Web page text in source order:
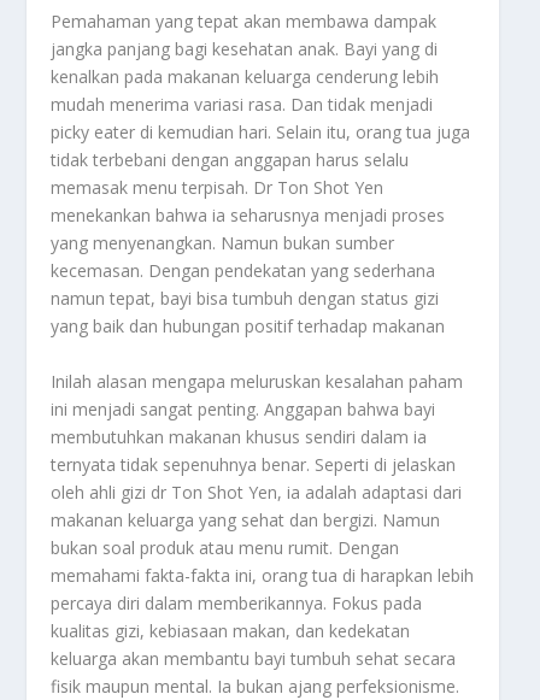
Pemahaman yang tepat akan membawa dampak
jangka panjang bagi kesehatan anak. Bayi yang di
kenalkan pada makanan keluarga cenderung lebih
mudah menerima variasi rasa. Dan tidak menjadi
picky eater di kemudian hari. Selain itu, orang tua juga
tidak terbebani dengan anggapan harus selalu
memasak menu terpisah. Dr Ton Shot Yen
menekankan bahwa ia seharusnya menjadi proses
yang menyenangkan. Namun bukan sumber
kecemasan. Dengan pendekatan yang sederhana
namun tepat, bayi bisa tumbuh dengan status gizi
yang baik dan hubungan positif terhadap makanan
Inilah alasan mengapa meluruskan kesalahan paham
ini menjadi sangat penting. Anggapan bahwa bayi
membutuhkan makanan khusus sendiri dalam ia
ternyata tidak sepenuhnya benar. Seperti di jelaskan
oleh ahli gizi dr Ton Shot Yen, ia adalah adaptasi dari
makanan keluarga yang sehat dan bergizi. Namun
bukan soal produk atau menu rumit. Dengan
memahami fakta-fakta ini, orang tua di harapkan lebih
percaya diri dalam memberikannya. Fokus pada
kualitas gizi, kebiasaan makan, dan kedekatan
keluarga akan membantu bayi tumbuh sehat secara
fisik maupun mental. Ia bukan ajang perfeksionisme.